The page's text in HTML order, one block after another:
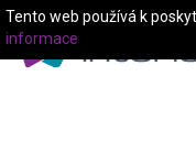
Tento web používá k
informace